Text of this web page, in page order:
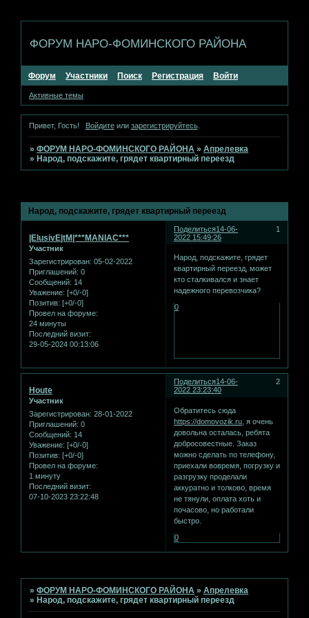
ФОРУМ НАРО-ФОМИНСКОГО РАЙОНА
Форум Участники Поиск Регистрация Войти
Активные темы
Привет, Гость! Войдитеили зарегистрируйтесь.
»ФОРУМ НАРО-ФОМИНСКОГО РАЙОНА »Апрелевка
»Народ, подскажите, грядет квартирный переезд
Народ, подскажите, грядет квартирный переезд
Поделиться 1
14-06-
2022 15:49:26
|ElusivE|tM|***MANIAC***
Участник
Зарегистрирован: 05-02-2022
Приглашений: 0
Сообщений: 14
Уважение: [+0/-0]
Позитив: [+0/-0]
Провел на форуме:
24 минуты
Последний визит:
29-05-2024 00:13:06
Народ, подскажите, грядет
квартирный переезд, может
кто сталкивался и знает
надежного перевозчика?
0
Поделиться 2
14-06-
2022 23:23:40
Houte
Участник
Зарегистрирован: 28-01-2022
Приглашений: 0
Сообщений: 14
Уважение: [+0/-0]
Позитив: [+0/-0]
Провел на форуме:
1 минуту
Последний визит:
07-10-2023 23:22:48
Обратитесь сюда
https://domovozik.ru , я очень
довольна осталась, ребята
добросовестные. Заказ
можно сделать по телефону,
приехали вовремя, погрузку и
разгрузку проделали
аккуратно и толково, время
не тянули, оплата хоть и
почасово, но работали
быстро.
0
»ФОРУМ НАРО-ФОМИНСКОГО РАЙОНА »Апрелевка
» Народ, подскажите, грядет квартирный переезд